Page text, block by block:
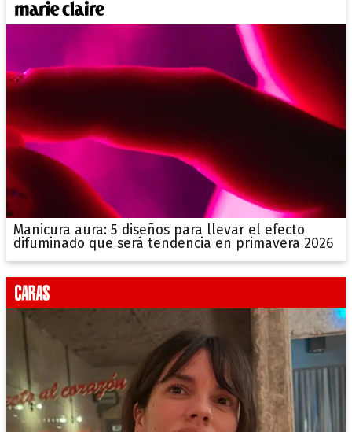
Manicura aura: 5 diseños para llevar el efecto
difuminado que será tendencia en primavera 2026